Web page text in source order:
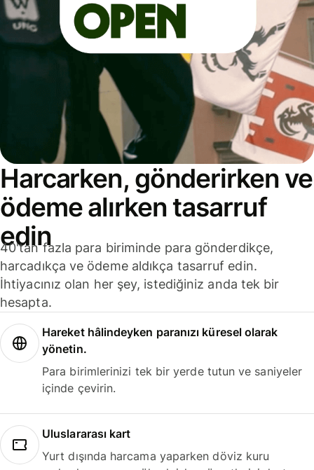
Harcarken, gönderirken ve
ödeme alırken tasarruf
edin
40'tan fazla para biriminde para gönderdikçe,
harcadıkça ve ödeme aldıkça tasarruf edin.
İhtiyacınız olan her şey, istediğiniz anda tek bir
hesapta.
Hareket hâlindeyken paranızı küresel olarak
yönetin.
Para birimlerinizi tek bir yerde tutun ve saniyeler
içinde çevirin.
Uluslararası kart
Yurt dışında harcama yaparken döviz kuru